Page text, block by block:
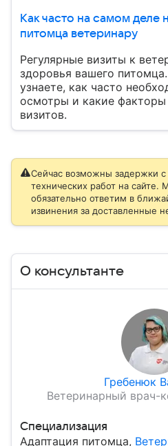
Как часто на самом деле
питомца ветеринару
Регулярные визиты к
здоровья вашего
узнаете, как часто
осмотры и какие факторы
визитов.
Сейчас возможны задержки с
технических работ на
обязательно ответим в
извинения за доставленные
О консультанте
Гребенюк
Ветеринарный врач-
Специализация
Адаптация питомца,